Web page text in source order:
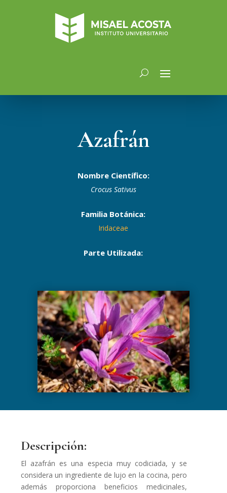
Azafrán
Nombre Científico:
Crocus Sativus
Familia Botánica:
Iridaceae
Parte Utilizada:
Descripción:
El azafrán es una especia muy codiciada, y se
considera un ingrediente de lujo en la cocina, pero
además proporciona beneficios medicinales,